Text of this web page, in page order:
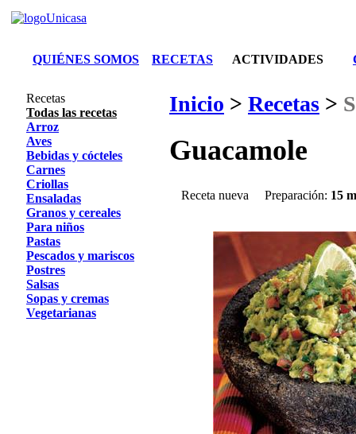
QUIÉNES SOMOS RECETAS ACTIVIDADES
Recetas
Todas las recetas
Arroz
Aves
Bebidas y cócteles
Carnes
Criollas
Ensaladas
Granos y cereales
Para niños
Pastas
Pescados y mariscos
Postres
Salsas
Sopas y cremas
Vegetarianas
Inicio > Recetas >
Guacamole
Receta nueva Preparación: 15